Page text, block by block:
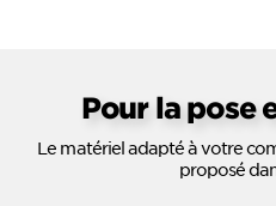
Pour la pose
Le matériel adapté à votre
proposé